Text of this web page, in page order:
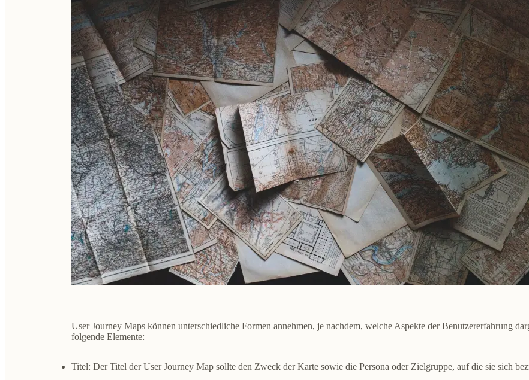
User Journey Maps können unterschiedliche Formen annehmen, je nachdem, welche Aspekte der Benutzererfahrung
folgende Elemente:
Titel: Der Titel der User Journey Map sollte den Zweck der Karte sowie die Persona oder Zielgruppe, auf die sie sich